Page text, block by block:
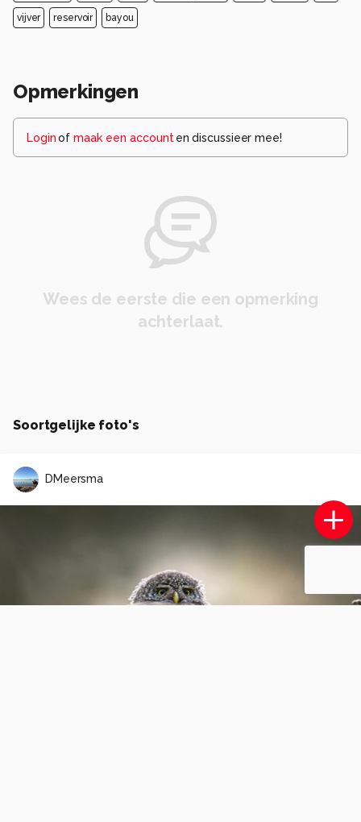
vijver reservoir bayou
Opmerkingen
Loginof maak een account en discussieer mee!
Wees de eerste die een opmerking
achterlaat.
Soortgelijke foto's
DMeersma